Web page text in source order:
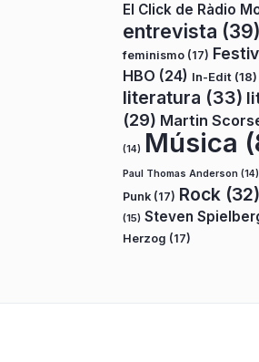
El Click de Ràdio
entrevista (39)
feminismo (17)
HBO (24) In-Edit (18)
literatura (33)
(29) Martin
(14) Música
Paul Thomas Anderson (14)
Punk (17) Rock (32)
(15) Steven
Herzog (17)